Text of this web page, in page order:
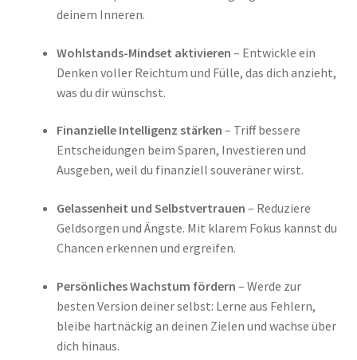
deinem Inneren.
Wohlstands-Mindset aktivieren – Entwickle ein
Denken voller Reichtum und Fülle, das dich anzieht,
was du dir wünschst.
Finanzielle Intelligenz stärken – Triff bessere
Entscheidungen beim Sparen, Investieren und
Ausgeben, weil du finanziell souveräner wirst.
Gelassenheit und Selbstvertrauen – Reduziere
Geldsorgen und Ängste. Mit klarem Fokus kannst du
Chancen erkennen und ergreifen.
Persönliches Wachstum fördern – Werde zur
besten Version deiner selbst: Lerne aus Fehlern,
bleibe hartnäckig an deinen Zielen und wachse über
dich hinaus.